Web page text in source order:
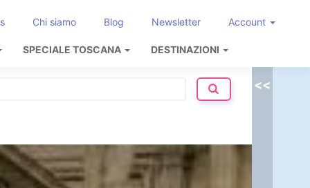
Chi siamo Blog Newsletter Account
SPECIALE TOSCANA DESTINAZIONI
<<